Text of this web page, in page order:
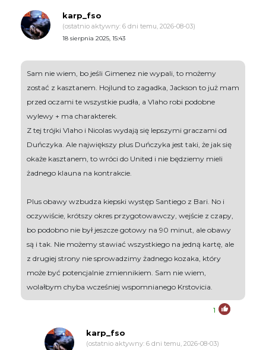
karp_fso
(ostatnio aktywny: 6 dni temu, 2026-08-03)
18 sierpnia 2025, 15:43
Sam nie wiem, bo jeśli Gimenez nie wypali, to możemy
zostać z kasztanem. Hojlund to zagadka, Jackson to już mam
przed oczami te wszystkie pudła, a Vlaho robi podobne
wylewy + ma charakterek.
Z tej trójki Vlaho i Nicolas wydają się lepszymi graczami od
Duńczyka. Ale największy plus Duńczyka jest taki, że jak się
okaże kasztanem, to wróci do United i nie będziemy mieli
żadnego klauna na kontrakcie.
Plus obawy wzbudza kiepski występ Santiego z Bari. No i
oczywiście, krótszy okres przygotowawczy, wejście z czapy,
bo podobno nie był jeszcze gotowy na 90 minut, ale obawy
są i tak. Nie możemy stawiać wszystkiego na jedną kartę, ale
z drugiej strony nie sprowadzimy żadnego kozaka, który
może być potencjalnie zmiennikiem. Sam nie wiem,
wolałbym chyba wcześniej wspomnianego Krstovicia.
1
karp_fso
(ostatnio aktywny: 6 dni temu, 2026-08-03)